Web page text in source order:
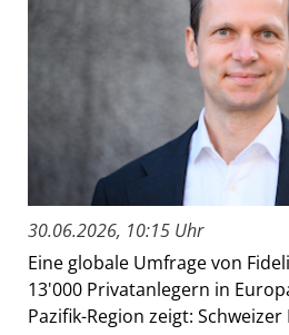
30.06.2026, 10:15 Uhr
Eine globale Umfrage von
13'000 Privatanlegern in
Pazifik-Region zeigt: